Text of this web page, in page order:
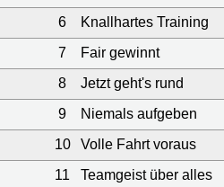
6
Knallhartes Training
7
Fair gewinnt
8
Jetzt geht's rund
9
Niemals aufgeben
10
Volle Fahrt voraus
11
Teamgeist über alles